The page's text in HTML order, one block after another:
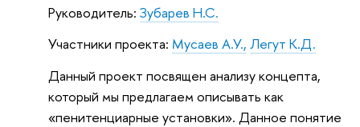
Руководитель: Зубарев Н.С.
Участники проекта: Мусаев А.У., Легут К.Д.
Данный проект посвящен анализу концепта,
который мы предлагаем описывать как
«пенитенциарные установки». Данное понятие